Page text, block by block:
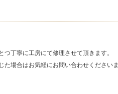
丁寧に工房にて修理させて頂きます。
場合はお気軽にお問い合わせくださいま